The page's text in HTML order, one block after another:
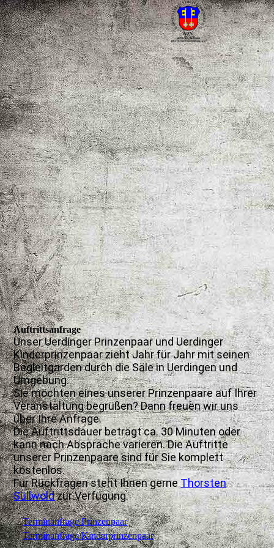
Auftrittsanfrage
Unser Uerdinger Prinzenpaar und Uerdinger
Kinderprinzenpaar zieht Jahr für Jahr mit seinen
Begleitgarden durch die Säle in Uerdingen und
Umgebung.
Sie möchten eines unserer Prinzenpaare auf Ihrer
Veranstaltung begrüßen? Dann freuen wir uns
über Ihre Anfrage.
Die Auftrittsdauer beträgt ca. 30 Minuten oder
kann nach Absprache varieren. Die Auftritte
unserer Prinzenpaare sind für Sie komplett
kostenlos.
Für Rückfragen steht Ihnen gerneThorsten
Süllwoldzur Verfügung.
Terminanfrage Prinzenpaar
Terminanfrage Kinderprinzenpaar